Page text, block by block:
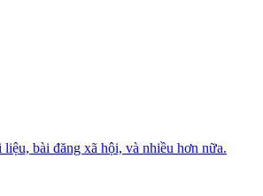
bài đăng xã hội, và nhiều hơn nữa.